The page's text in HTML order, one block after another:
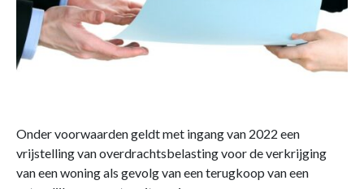
Onder voorwaarden geldt met ingang van 2022 een
vrijstelling van overdrachtsbelasting voor de verkrijging
van een woning als gevolg van een terugkoop van een